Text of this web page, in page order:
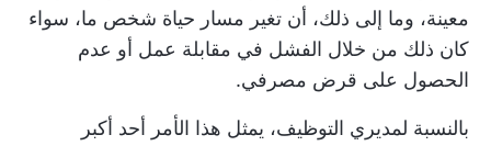
معينة، وما إلى ذلك، أن تغير مسار حياة شخص ما، سواء
كان ذلك من خلال الفشل في مقابلة عمل أو عدم
الحصول على قرض مصرفي.
بالنسبة لمديري التوظيف، يمثل هذا الأمر أحد أكبر